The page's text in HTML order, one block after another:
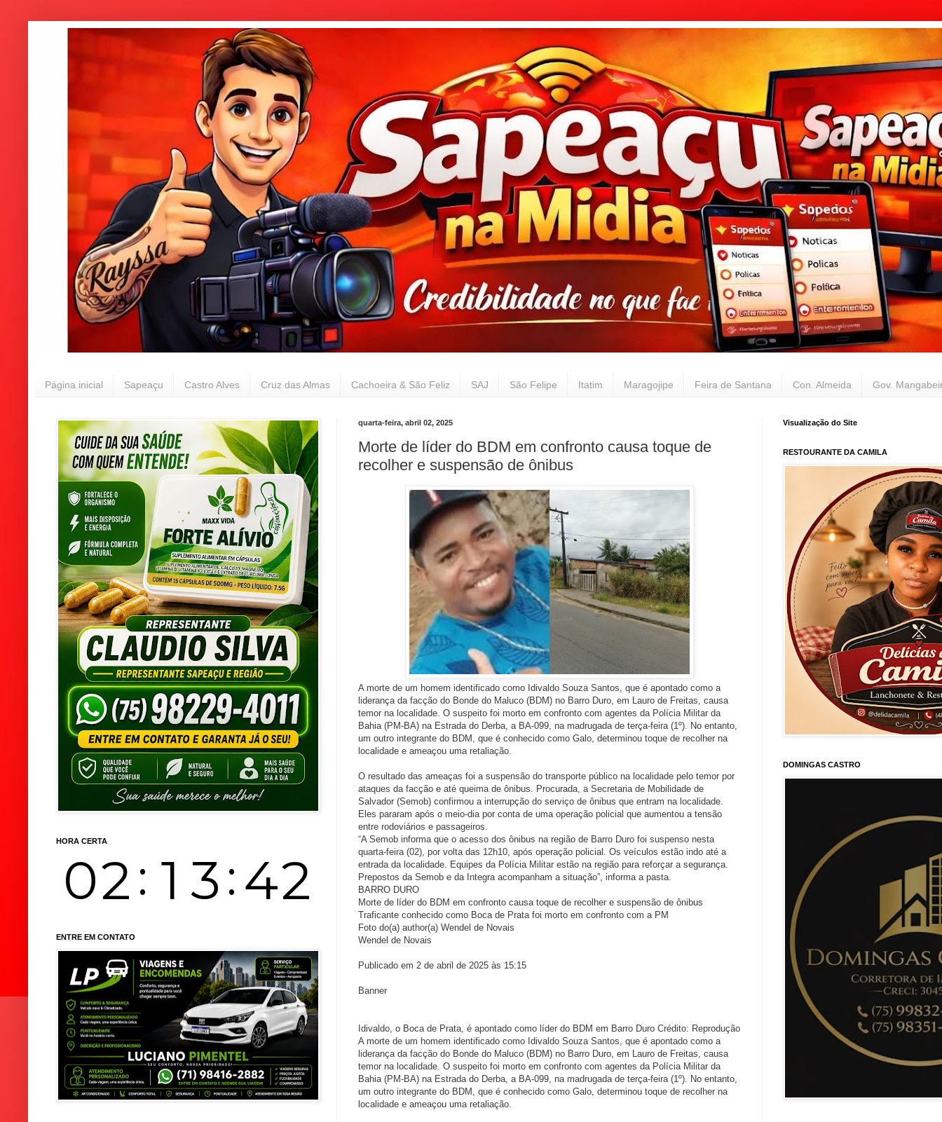
Página inicial Sapeaçu Castro Alves Cruz das Almas Cachoeira & São Feliz SAJ São Felipe Itatim Maragojipe Feira de Santana Con. Almeida Gov.
quarta-feira, abril 02, 2025
Morte de líder do BDM em confronto causa toque de
recolher e suspensão de ônibus
A morte de um homem identificado como Idivaldo Souza Santos, que é apontado como a
liderança da facção do Bonde do Maluco (BDM) no Barro Duro, em Lauro de Freitas, causa
temor na localidade. O suspeito foi morto em confronto com agentes da Polícia Militar da
Bahia (PM-BA) na Estrada do Derba, a BA-099, na madrugada de terça-feira (1º). No entanto,
um outro integrante do BDM, que é conhecido como Galo, determinou toque de recolher na
localidade e ameaçou uma retaliação.
O resultado das ameaças foi a suspensão do transporte público na localidade pelo temor por
ataques da facção e até queima de ônibus. Procurada, a Secretaria de Mobilidade de
Salvador (Semob) confirmou a interrupção do serviço de ônibus que entram na localidade.
Eles pararam após o meio-dia por conta de uma operação policial que aumentou a tensão
entre rodoviários e passageiros.
“A Semob informa que o acesso dos ônibus na região de Barro Duro foi suspenso nesta
quarta-feira (02), por volta das 12h10, após operação policial. Os veículos estão indo até a
entrada da localidade. Equipes da Polícia Militar estão na região para reforçar a segurança.
Prepostos da Semob e da Integra acompanham a situação”, informa a pasta.
BARRO DURO
Morte de líder do BDM em confronto causa toque de recolher e suspensão de ônibus
Traficante conhecido como Boca de Prata foi morto em confronto com a PM
Foto do(a) author(a) Wendel de Novais
Wendel de Novais
Publicado em 2 de abril de 2025 às 15:15
Banner
Idivaldo, o Boca de Prata, é apontado como líder do BDM em Barro Duro Crédito: Reprodução
A morte de um homem identificado como Idivaldo Souza Santos, que é apontado como a
liderança da facção do Bonde do Maluco (BDM) no Barro Duro, em Lauro de Freitas, causa
temor na localidade. O suspeito foi morto em confronto com agentes da Polícia Militar da
Bahia (PM-BA) na Estrada do Derba, a BA-099, na madrugada de terça-feira (1º). No entanto,
um outro integrante do BDM, que é conhecido como Galo, determinou toque de recolher na
localidade e ameaçou uma retaliação.
HORA CERTA
ENTRE EM CONTATO
Visualização do Site
RESTOURANTE DA CAMILA
DOMINGAS CASTRO